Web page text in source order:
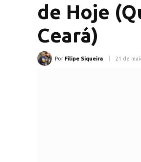
de Hoje
Ceará)
Por Filipe Siqueira 21 de